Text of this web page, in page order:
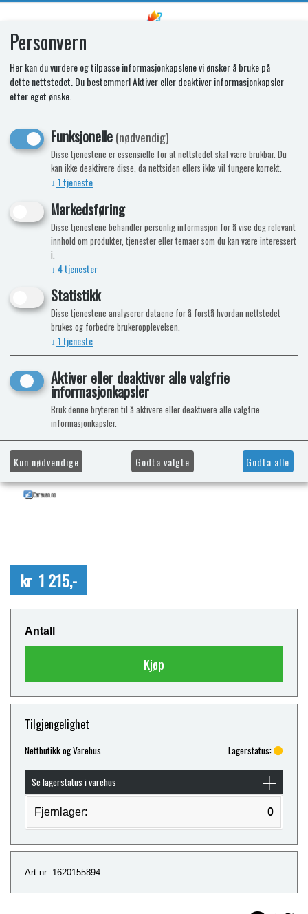
SPARES KIT.GLASS LID. CR BOWL
TRI LH. CHQ BK
kr 1 215,-
Antall
Kjøp
Tilgjengelighet
Nettbutikk og Varehus Lagerstatus:
Se lagerstatus i varehus
Fjernlager: 0
Art.nr: 1620155894
Personvern
Her kan du vurdere og tilpasse informasjonkapslene vi ønsker å bruke på
dette nettstedet. Du bestemmer! Aktiver eller deaktiver informasjonkapsler
etter eget ønske.
Funksjonelle(nødvendig)
Disse tjenestene er essensielle for at nettstedet skal være brukbar. Du
kan ikke deaktivere disse, da nettsiden ellers ikke vil fungere korrekt.
↓ 1tjeneste
Markedsføring
Disse tjenestene behandler personlig informasjon for å vise deg relevant
innhold om produkter, tjenester eller temaer som du kan være interessert
i.
↓ 4tjenester
Statistikk
Disse tjenestene analyserer dataene for å forstå hvordan nettstedet
brukes og forbedre brukeropplevelsen.
↓ 1tjeneste
Aktiver eller deaktiver alle valgfrie
informasjonkapsler
Bruk denne bryteren til å aktivere eller deaktivere alle valgfrie
informasjonkapsler.
Kun nødvendige Godta valgte Godta alle